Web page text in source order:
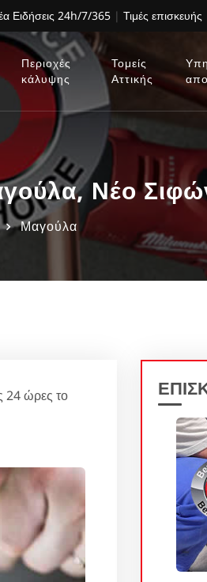
Ειδήσεις 24h/7/365 | Τιμές επισκευής
Περιοχές
κάλυψης
Τομείς
Αττικής
Νέο
Μαγούλα
24 ώρες το